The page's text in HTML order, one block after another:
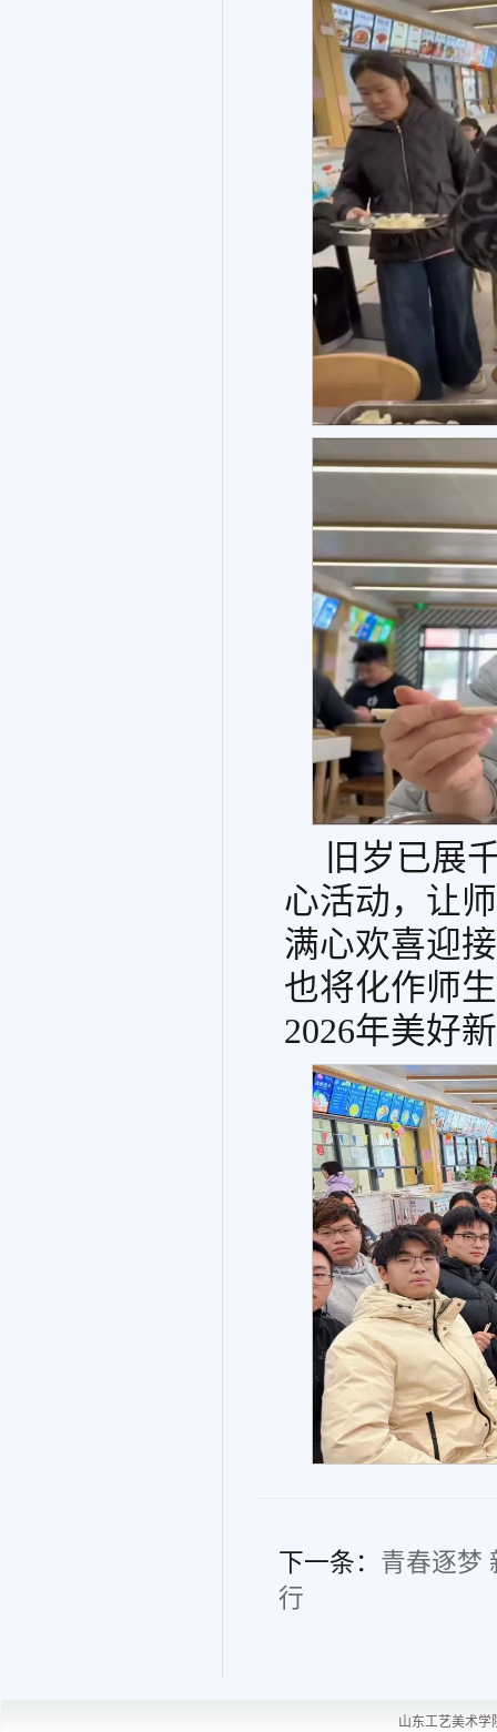
旧岁已展
心活动，让
满心欢喜迎
也将化作师
2026年美好
下一条： 青春逐梦
行
山东工艺美术